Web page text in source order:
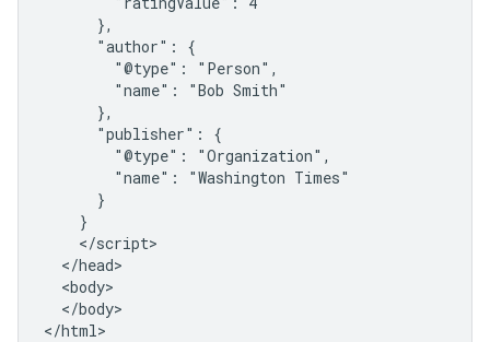
      },
      "author": {
        "@type": "Person",
        "name": "Bob Smith"
      },
      "publisher": {
        "@type": "Organization",
        "name": "Washington Times"
      }
    }
    </script>
  </head>
  <body>
  </body>
</html>